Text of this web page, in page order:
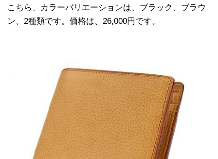
こちら、カラーバリエーションは、ブラック、ブラウ
ン、2種類です。価格は、26,000円です。